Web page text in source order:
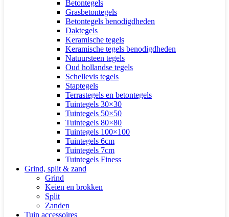
Betontegels
Grasbetontegels
Betontegels benodigdheden
Daktegels
Keramische tegels
Keramische tegels benodigdheden
Natuursteen tegels
Oud hollandse tegels
Schellevis tegels
Staptegels
Terrastegels en betontegels
Tuintegels 30×30
Tuintegels 50×50
Tuintegels 80×80
Tuintegels 100×100
Tuintegels 6cm
Tuintegels 7cm
Tuintegels Finess
Grind, split & zand
Grind
Keien en brokken
Split
Zanden
Tuin accessoires